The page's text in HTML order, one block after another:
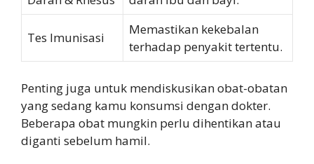
Tes Imunisasi
Memastikan kekebalan
terhadap penyakit tertentu.
Penting juga untuk mendiskusikan obat-obatan
yang sedang kamu konsumsi dengan dokter.
Beberapa obat mungkin perlu dihentikan atau
diganti sebelum hamil.